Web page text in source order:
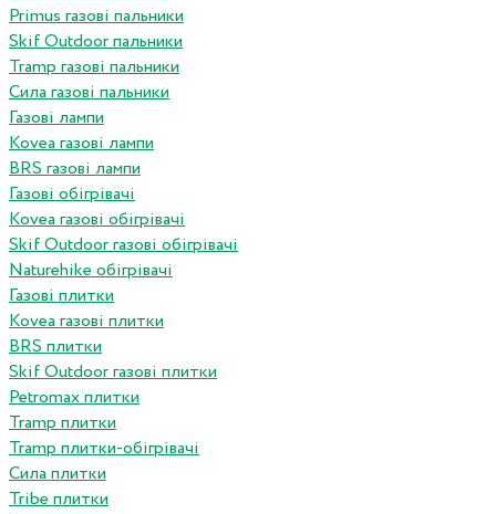
Primus газові пальники
Skif Outdoor пальники
Tramp газові пальники
Сила газові пальники
Газові лампи
Kovea газові лампи
BRS газові лампи
Газові обігрівачі
Kovea газові обігрівачі
Skif Outdoor газові обігрівачі
Naturehike обігрівачі
Газові плитки
Kovea газові плитки
BRS плитки
Skif Outdoor газові плитки
Petromax плитки
Tramp плитки
Tramp плитки-обігрівачі
Сила плитки
Tribe плитки